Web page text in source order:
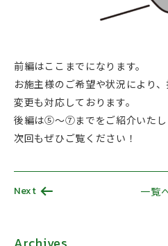
前編はここまでになります。
お施主様のご希望や状況により
変更も対応しております。
後編は⑤～⑦までをご紹介いたし
次回もぜひご覧ください！
Next 一覧